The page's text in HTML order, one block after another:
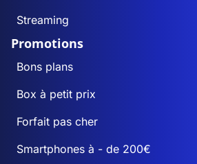
Streaming
Promotions
Bons plans
Box à petit prix
Forfait pas cher
Smartphones à - de 200€